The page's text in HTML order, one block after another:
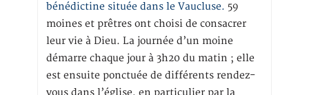
bénédictine située dans le Vaucluse. 59
moines et prêtres ont choisi de consacrer
leur vie à Dieu. La journée d’un moine
démarre chaque jour à 3h20 du matin ; elle
est ensuite ponctuée de différents rendez-